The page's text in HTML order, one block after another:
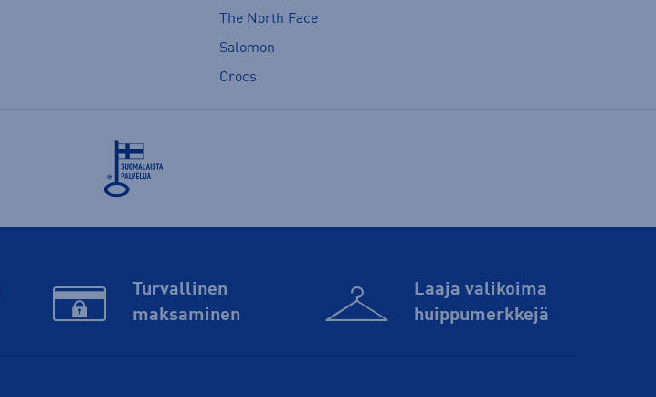
The North Face
Salomon
Crocs
Turvallinen
maksaminen
Laaja valikoima
huippu­merkkejä